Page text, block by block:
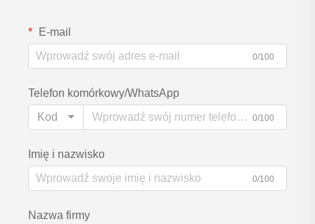
E-mail
0/100
Telefon komórkowy/WhatsApp
Kod
0/100
Imię i nazwisko
0/100
Nazwa firmy